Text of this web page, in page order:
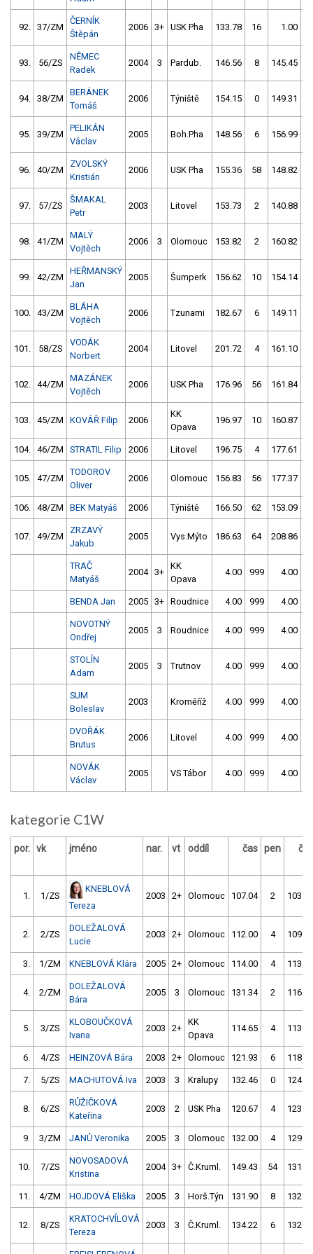
92. 37/ZM
ČERNÍK
Štěpán
2006 3+ USK Pha 133.78 16 1.00
93. 56/ZS
NĚMEC
Radek
2004 3 Pardub. 146.56 8 145.45
94. 38/ZM
BERÁNEK
Tomáš
2006 Týniště 154.15 0 149.31
95. 39/ZM
PELIKÁN
Václav
2005 Boh.Pha 148.56 6 156.99
96. 40/ZM
ZVOLSKÝ
Kristián
2006 USK Pha 155.36 58 148.82
97. 57/ZS
ŠMAKAL
Petr
2003 Litovel 153.73 2 140.88
98. 41/ZM
MALÝ
Vojtěch
2006 3 Olomouc 153.82 2 160.82
99. 42/ZM
HEŘMANSKÝ
Jan
2005 Šumperk 156.62 10 154.14
100. 43/ZM
BLÁHA
Vojtěch
2006 Tzunami 182.67 6 149.11
101. 58/ZS
VODÁK
Norbert
2004 Litovel 201.72 4 161.10
102. 44/ZM
MAZÁNEK
Vojtěch
2006 USK Pha 176.96 56 161.84
103. 45/ZM KOVÁŘ Filip 2006
KK
Opava
196.97 10 160.87
104. 46/ZM STRATIL Filip 2006 Litovel 196.75 4 177.61
105. 47/ZM
TODOROV
Oliver
2006 Olomouc 156.83 56 177.37
106. 48/ZM BEK Matyáš 2006 Týniště 166.50 62 153.09
107. 49/ZM
ZRZAVÝ
Jakub
2005 Vys.Mýto 186.63 64 208.86
TRAČ
Matyáš
2004 3+
KK
Opava
4.00 999 4.00
BENDA Jan 2005 3+ Roudnice 4.00 999 4.00
NOVOTNÝ
Ondřej
2005 3 Roudnice 4.00 999 4.00
STOLÍN
Adam
2005 3 Trutnov 4.00 999 4.00
SUM
Boleslav
2003 Kroměříž 4.00 999 4.00
DVOŘÁK
Brutus
2006 Litovel 4.00 999 4.00
NOVÁK
Václav
2005 VS Tábor 4.00 999 4.00
kategorie C1W
por. vk jméno nar. vt oddíl čas pen čas
1. 1/ZS
KNEBLOVÁ
Tereza
2003 2+ Olomouc 107.04 2 103.52
2. 2/ZS
DOLEŽALOVÁ
Lucie
2003 2+ Olomouc 112.00 4 109.54
3. 1/ZM KNEBLOVÁ Klára 2005 2+ Olomouc 114.00 4 113.81
4. 2/ZM
DOLEŽALOVÁ
Bára
2005 3 Olomouc 131.34 2 116.78
5. 3/ZS
KLOBOUČKOVÁ
Ivana
2003 2+
KK
Opava
114.65 4 113.57
6. 4/ZS HEINZOVÁ Bára 2003 2+ Olomouc 121.93 6 118.72
7. 5/ZS MACHUTOVÁ Iva 2003 3 Kralupy 132.46 0 124.17
8. 6/ZS
RŮŽIČKOVÁ
Kateřina
2003 2 USK Pha 120.67 4 123.11
9. 3/ZM JANŮ Veronika 2005 3 Olomouc 132.00 4 129.05
10. 7/ZS
NOVOSADOVÁ
Kristina
2004 3+ Č.Kruml. 149.43 54 131.89
11. 4/ZM HOJDOVÁ Eliška 2005 3 Horš.Týn 131.90 8 132.81
12. 8/ZS
KRATOCHVÍLOVÁ
Tereza
2003 3 Č.Kruml. 134.22 6 132.06